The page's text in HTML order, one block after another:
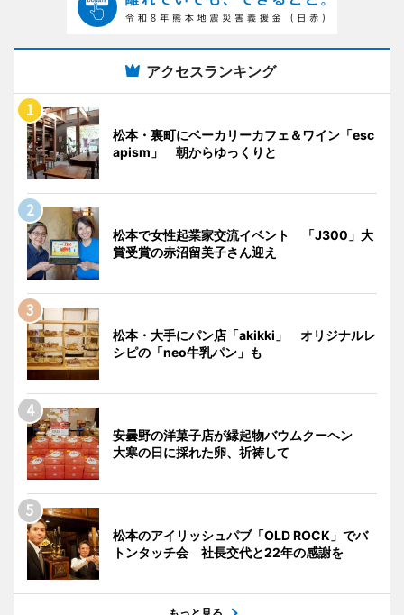
アクセスランキング
松本・裏町にベーカリーカフェ＆ワイン「esc
apism」 朝からゆっくりと
松本で女性起業家交流イベント 「J300」大
賞受賞の赤沼留美子さん迎え
松本・大手にパン店「akikki」 オリジナルレ
シピの「neo牛乳パン」も
安曇野の洋菓子店が縁起物バウムクーヘン
大寒の日に採れた卵、祈祷して
松本のアイリッシュパブ「OLD ROCK」でバ
トンタッチ会 社長交代と22年の感謝を